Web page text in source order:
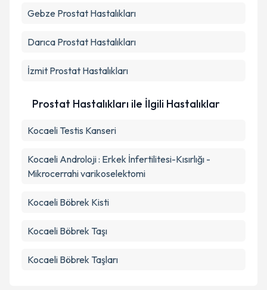
Kişisel verilerimin işlenmesine ilişkin
kapsamda işlenmesini kabul ediyorum.
Takvim Talebini Gönder
Gebze Prostat Hastalıkları
Darıca Prostat Hastalıkları
İzmit Prostat Hastalıkları
Prostat Hastalıkları ile İlgili Hastalıklar
Kocaeli Testis Kanseri
Kocaeli Androloji : Erkek İnfertilitesi-Kısırlığı -
Mikrocerrahi varikoselektomi
Kocaeli Böbrek Kisti
Kocaeli Böbrek Taşı
Kocaeli Böbrek Taşları